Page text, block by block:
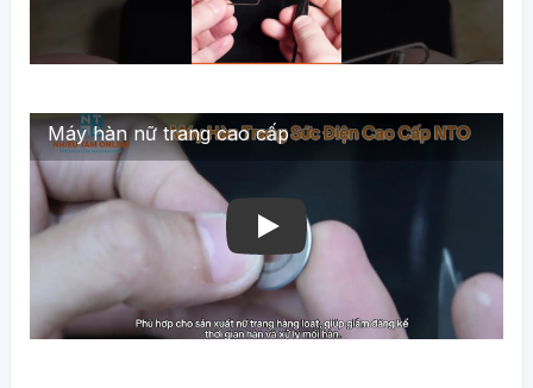
Máy hàn nữ trang cao cấp